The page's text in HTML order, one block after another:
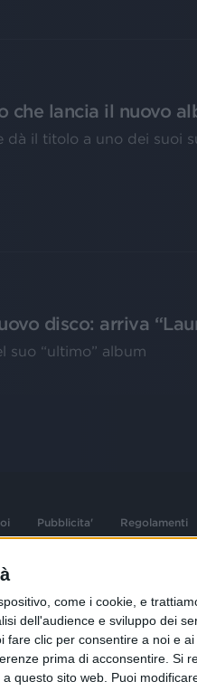
come i cookie, e
dell'audience e sviluppo dei
clic per consentire a noi
prima di acconsentire. Si
questo sito web. Puoi
che lancia il nuovo
dà il titolo a uno dei suoi
disco: arriva
suo “ultimo” album
Pubblicita' Regolamenti
e dei diritti
iscrizione
- 3 Aprile
02
Sede